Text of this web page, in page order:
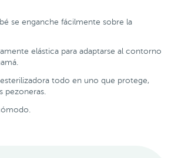
se enganche fácilmente sobre la
elástica para adaptarse al contorno
todo en uno que protege,
pezoneras.